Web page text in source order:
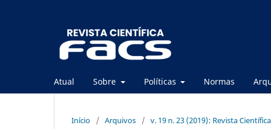
Atual Sobre Políticas Normas
Início / Arquivos / v. 19 n. 23 (2019): Revista